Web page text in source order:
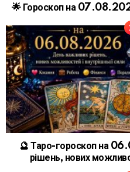
🌟 Гороскоп на
🔮 Таро-гороскоп на
рішень, нових